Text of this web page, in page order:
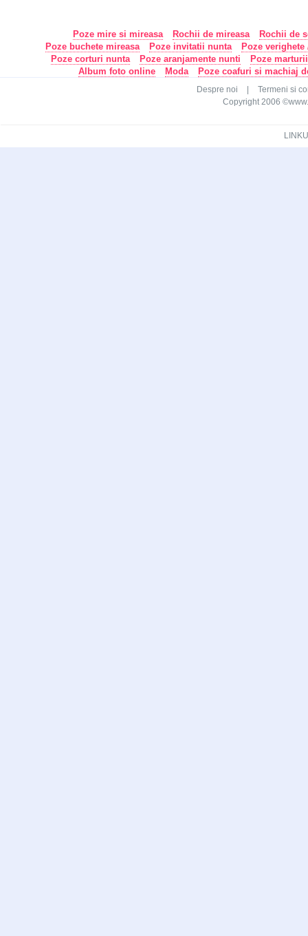
Poze mire si mireasa Rochii de mireasa
Rochii de
Poze buchete mireasa
Poze invitatii nunta
Poze
Poze corturi nunta
Poze aranjamente nunti
Poze
Album foto online
Moda Poze coafuri si machiaj
Despre noi
Termeni si
Copyright 2006